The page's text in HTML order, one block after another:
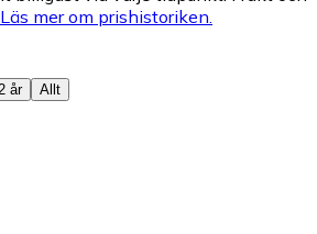
Läs mer om prishistoriken.
2 år Allt